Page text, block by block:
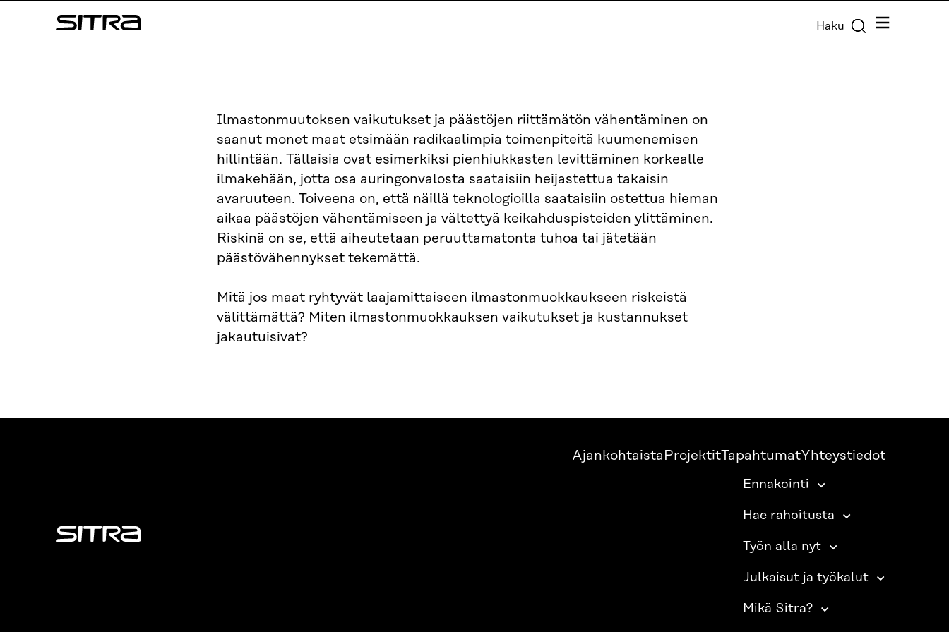
sisältöön
Sitra Haku Valikko
Ilmastonmuutoksen vaikutukset ja päästöjen riittämätön vähentäminen on
saanut monet maat etsimään radikaalimpia toimenpiteitä kuumenemisen
hillintään. Tällaisia ovat esimerkiksi pienhiukkasten levittäminen korkealle
ilmakehään, jotta osa auringonvalosta saataisiin heijastettua takaisin
avaruuteen. Toiveena on, että näillä teknologioilla saataisiin ostettua hieman
aikaa päästöjen vähentämiseen ja vältettyä keikahduspisteiden ylittäminen.
Riskinä on se, että aiheutetaan peruuttamatonta tuhoa tai jätetään
päästövähennykset tekemättä.
Mitä jos maat ryhtyvät laajamittaiseen ilmastonmuokkaukseen riskeistä
välittämättä? Miten ilmastonmuokkauksen vaikutukset ja kustannukset
jakautuisivat?
Sitra
Ajankohtaista ProjektitTapahtumatYhteystiedot
Ennakointi
Hae rahoitusta
Työn alla nyt
Julkaisut ja työkalut
Mikä Sitra?